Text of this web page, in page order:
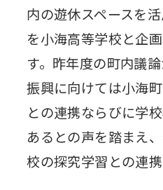
内の遊休スペースを
を小海高等学校と企
す。昨年度の町内議
振興に向けては小海
との連携ならびに学
あるとの声を踏まえ
校の探究学習との連携